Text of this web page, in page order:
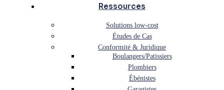
Ressources
Solutions low-cost
Études de Cas
Conformité & Juridique
Boulangers/Patissiers
Plombiers
Ébénistes